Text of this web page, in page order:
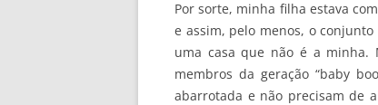
Por sorte, minha filha estava
e assim, pelo menos, o
uma casa que não é a minha.
membros da geração “baby
abarrotada e não precisam de